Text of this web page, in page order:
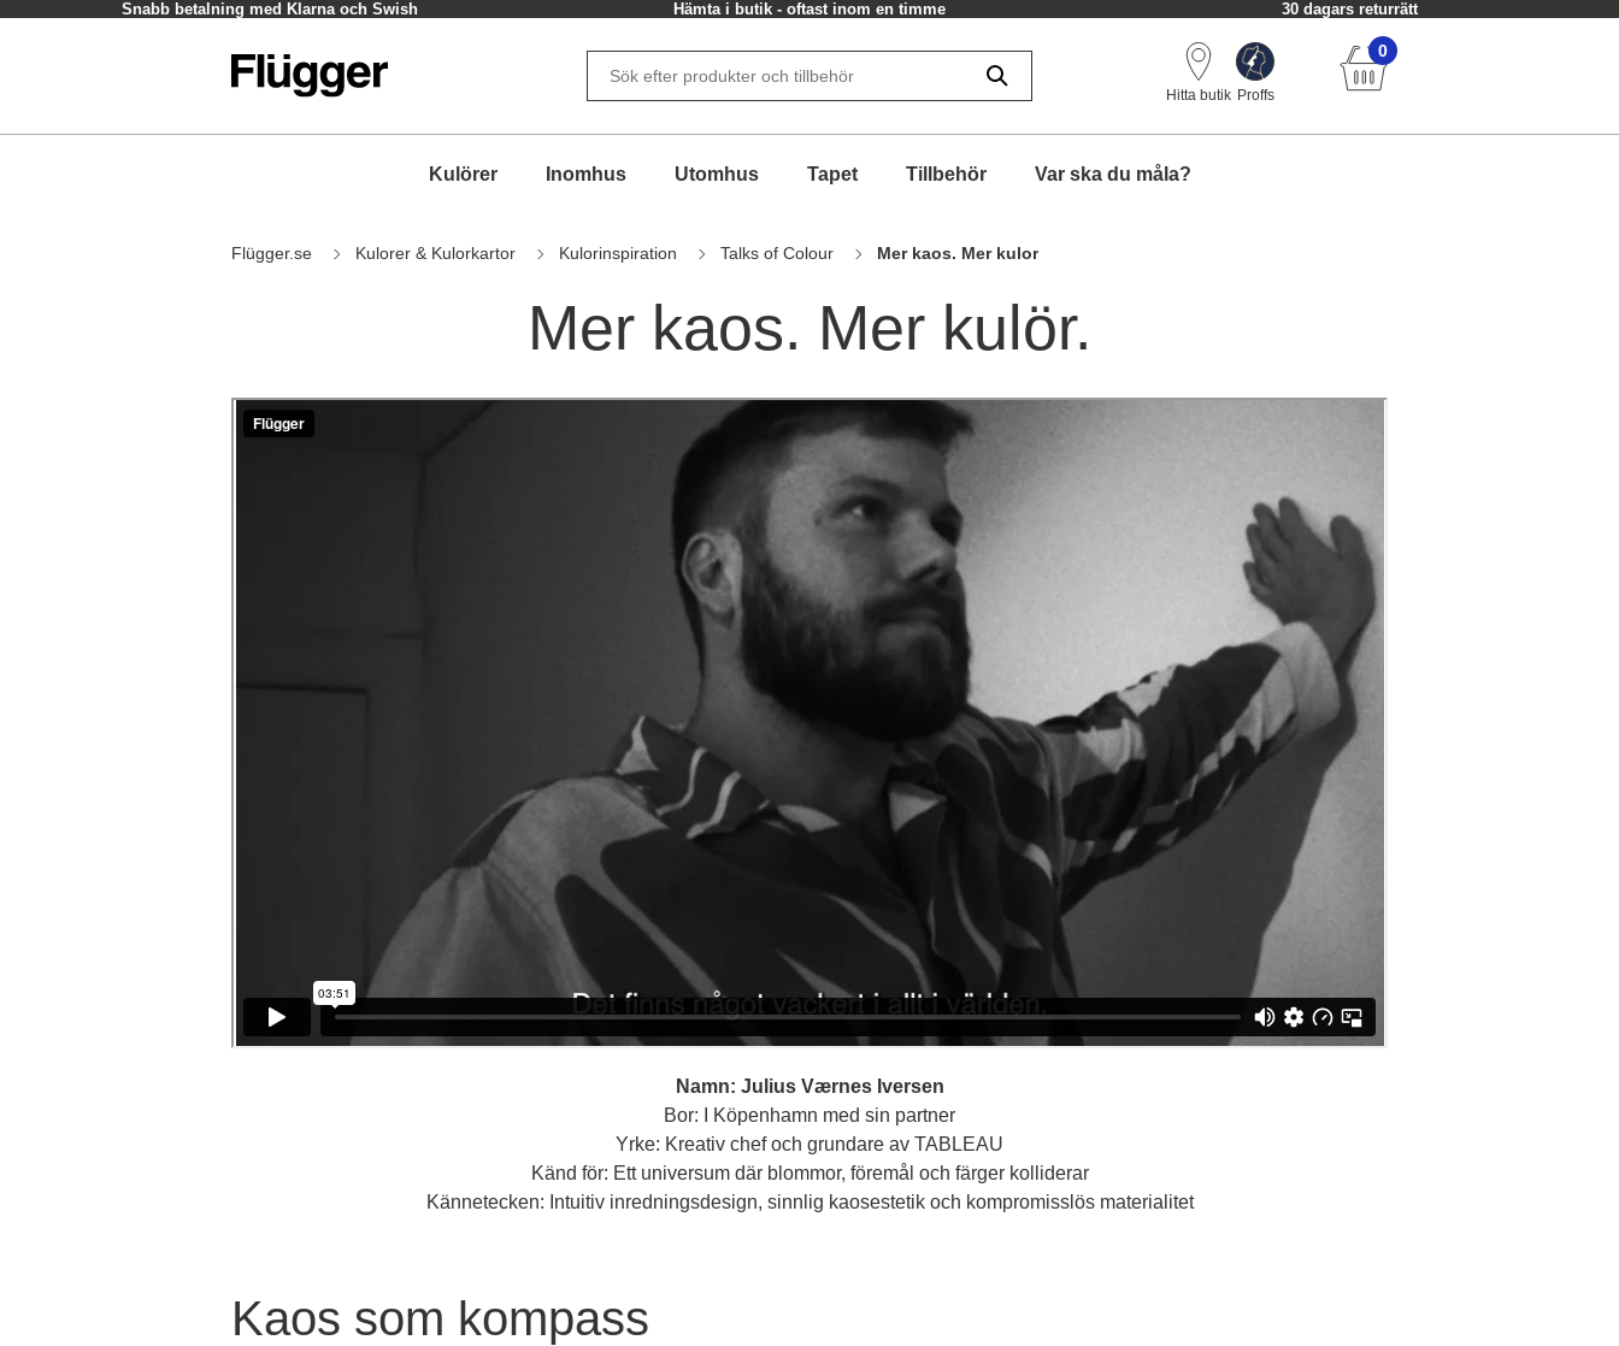
Hämta i butik - oftast inom en timme 30 dagars returrätt Alltid fri frakt från 749 kr.
Hitta butik Proffs
0
Kulörer Inomhus Utomhus Tapet Tillbehör Var ska du måla?
Flügger.se Kulorer & Kulorkartor Kulorinspiration Talks of Colour Mer kaos. Mer kulor
Mer kaos. Mer kulör.
Namn: Julius Værnes Iversen
Bor: I Köpenhamn med sin partner
Yrke: Kreativ chef och grundare av TABLEAU
Känd för: Ett universum där blommor, föremål och färger kolliderar
Kännetecken: Intuitiv inredningsdesign, sinnlig kaosestetik och kompromisslös materialitet
Kaos som kompass